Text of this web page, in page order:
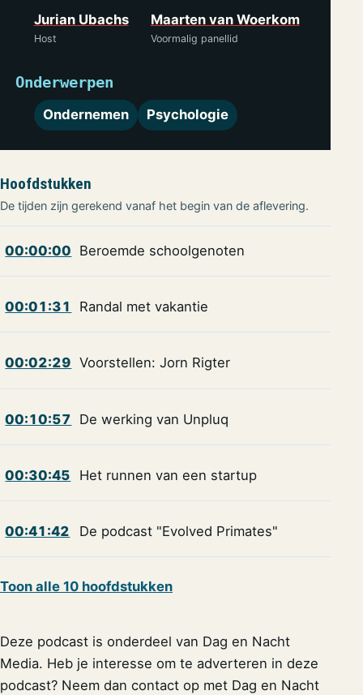
Jurian Ubachs
Host
Maarten van Woerkom
Voormalig panellid
Onderwerpen
Ondernemen Psychologie
Hoofdstukken
De tijden zijn gerekend vanaf het begin van de aflevering.
00:00:00 Beroemde schoolgenoten
00:01:31 Randal met vakantie
00:02:29 Voorstellen: Jorn Rigter
00:10:57 De werking van Unpluq
00:30:45 Het runnen van een startup
00:41:42 De podcast "Evolved Primates"
Toon alle 10 hoofdstukken
Deze podcast is onderdeel van Dag en Nacht
Media. Heb je interesse om te adverteren in deze
podcast? Neem dan contact op met Dag en Nacht